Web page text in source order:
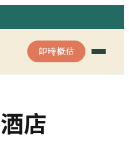
即時概估
店